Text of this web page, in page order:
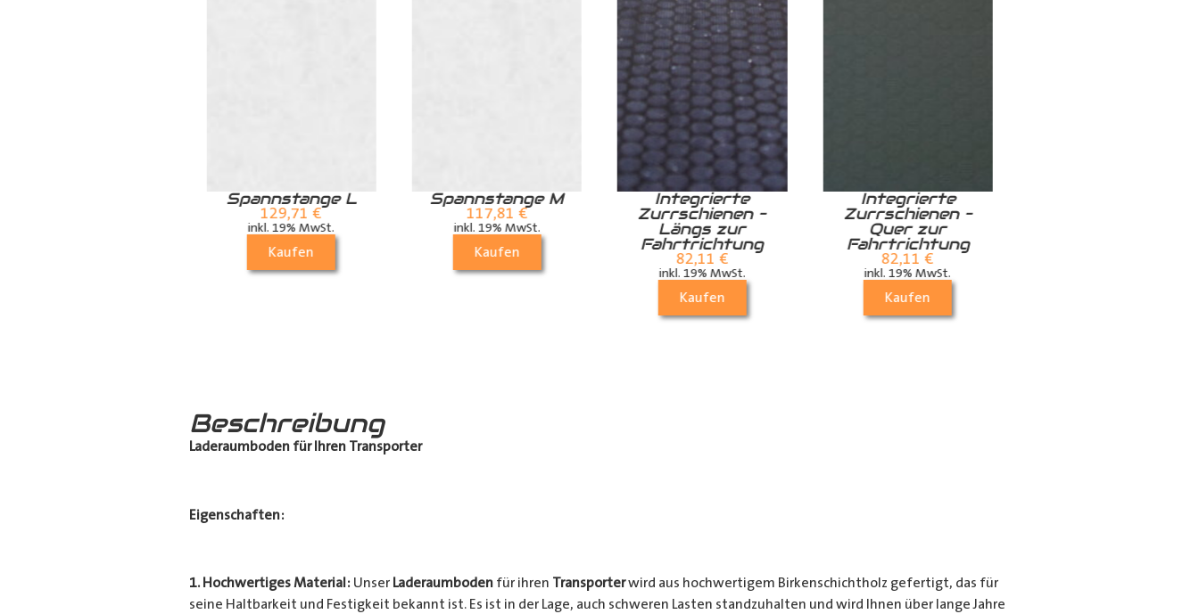
Spannstange L
129,71€
inkl. 19% MwSt.
Kaufen
Spannstange M
117,81 €
inkl. 19% MwSt.
Kaufen
Integrierte
Zurrschienen –
Längs zur
Fahrtrichtung
82,11 €
inkl. 19% MwSt.
Kaufen
Integrierte
Zurrschienen –
Quer zur
Fahrtrichtung
82,11 €
inkl. 19% MwSt.
Kaufen
Beschreibung
Laderaumboden für Ihren Transporter
Eigenschaften:
1. Hochwertiges Material: Unser Laderaumbodenfür ihren Transporterwird aus hochwertigem Birkenschichtholz gefertigt, das für
seine Haltbarkeit und Festigkeit bekannt ist. Es ist in der Lage, auch schweren Lasten standzuhalten und wird Ihnen über lange Jahre